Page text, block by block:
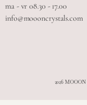
ma - vr 08.30 - 17.00
info@moooncrystals.com
2026